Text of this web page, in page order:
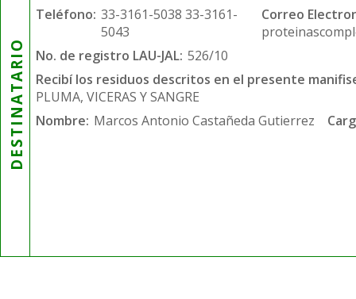
DESTINATARIO
Teléfono: 33-3161-5038 33-3161-
5043
Correo
No. de registro LAU-JAL: 526/10
Recibí los residuos descritos en el presente
PLUMA, VICERAS Y SANGRE
Nombre: Marcos Antonio Castañeda Gutierrez